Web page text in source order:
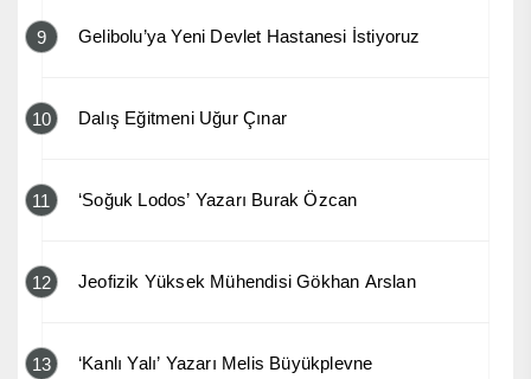
9 Gelibolu’ya Yeni Devlet Hastanesi İstiyoruz
10 Dalış Eğitmeni Uğur Çınar
11 ‘Soğuk Lodos’ Yazarı Burak Özcan
12 Jeofizik Yüksek Mühendisi Gökhan Arslan
13 ‘Kanlı Yalı’ Yazarı Melis Büyükplevne